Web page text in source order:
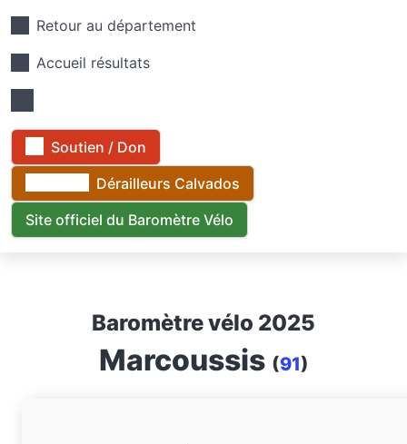
Retour au département
Accueil résultats
Soutien / Don
Dérailleurs Calvados
Site officiel du Baromètre Vélo
Baromètre vélo 2025
Marcoussis (91)